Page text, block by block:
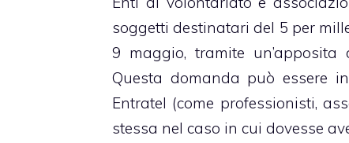
soggetti destinatari del 5 per
9 maggio, tramite un’apposita
Questa domanda può essere
Entratel (come professionisti,
stessa nel caso in cui dovesse